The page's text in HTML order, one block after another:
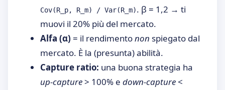
Cov(R_p, R_m) / Var(R_m). β = 1,2 → ti
muovi il 20% più del mercato.
Alfa (α) = il rendimentonon spiegato dal
mercato. È la (presunta) abilità.
Capture ratio: una buona strategia ha
up-capture> 100% e down-capture <